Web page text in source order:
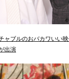
ャブルのおバカワいい
出演